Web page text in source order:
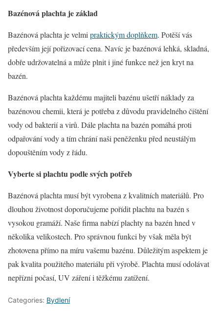
Bazénová plachta je základ
Bazénová plachta je velmi praktickým doplňkem. Potěší vás
především její pořizovací cena. Navíc je bazénová lehká, skladná,
dobře udržovatelná a může plnit i jiné funkce než jen kryt na
bazén.
Bazénová plachta každému majiteli bazénu ušetří náklady za
bazénovou chemii, která je potřeba z důvodu pravidelného čištění
vody od bakterií a virů. Dále plachta na bazén pomáhá proti
odpařování vody a tím chrání naši peněženku před neustálým
dopouštěním vody z řádu.
Vyberte si plachtu podle svých potřeb
Bazénová plachta musí být vyrobena z kvalitních materiálů. Pro
dlouhou životnost doporučujeme pořídit plachtu na bazén s
vysokou gramáží. Naše firma nabízí plachty na bazén hned v
několika velikostech. Pro správnou funkci by však měla být
zhotovena přímo na míru vašemu bazénu. Důležitým aspektem je
pak kvalita použitého materiálu při výrobě. Plachta musí odolávat
nepřízni počasí, UV záření i těžkému zatížení.
Categories: Bydlení